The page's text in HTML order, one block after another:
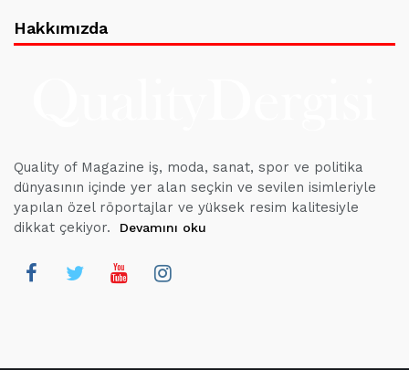
Hakkımızda
Quality of Magazine iş, moda, sanat, spor ve politika
dünyasının içinde yer alan seçkin ve sevilen isimleriyle
yapılan özel röportajlar ve yüksek resim kalitesiyle
dikkat çekiyor.
Devamını oku